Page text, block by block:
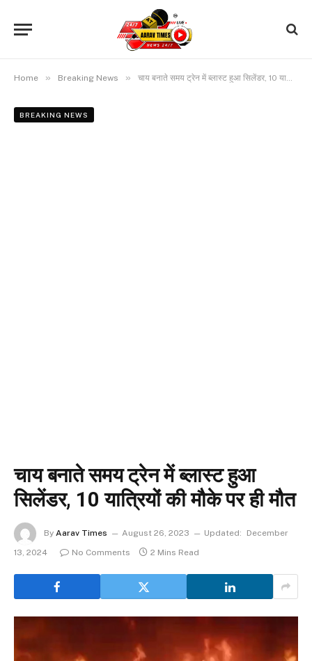
Home » Breaking News » चाय बनाते समय ट्रेन में ब्लास्ट हुआ सिलेंडर, 10 यात्रियों की मौके पर ही मौत
BREAKING NEWS
चाय बनाते समय ट्रेन में ब्लास्ट हुआ
सिलेंडर, 10 यात्रियों की मौके पर ही मौत
By Aarav Times August 26, 2023 Updated:
December
13, 2024
No Comments 2 Mins Read